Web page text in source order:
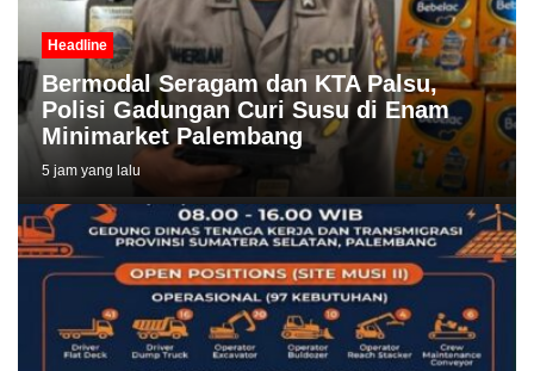
Headline
Bermodal Seragam dan KTA Palsu,
Polisi Gadungan Curi Susu di Enam
Minimarket Palembang
5 jam yang lalu